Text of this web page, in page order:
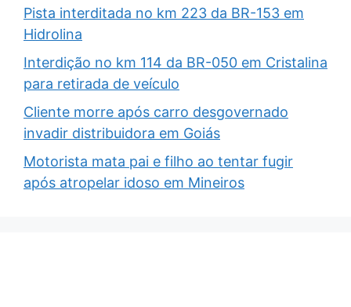
Pista interditada no km 223 da BR-153 em
Hidrolina
Interdição no km 114 da BR-050 em Cristalina
para retirada de veículo
Cliente morre após carro desgovernado
invadir distribuidora em Goiás
Motorista mata pai e filho ao tentar fugir
após atropelar idoso em Mineiros